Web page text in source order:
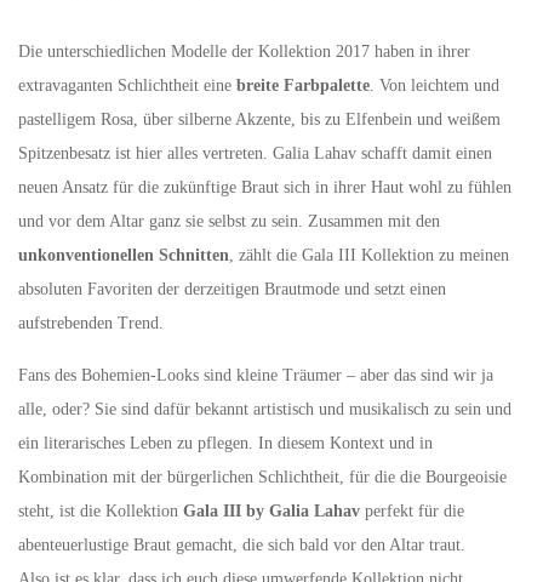
Die unterschiedlichen Modelle der Kollektion 2017 haben in ihrer
extravaganten Schlichtheit eine breite Farbpalette . Von leichtem und
pastelligem Rosa, über silberne Akzente, bis zu Elfenbein und weißem
Spitzenbesatz ist hier alles vertreten. Galia Lahav schafft damit einen
neuen Ansatz für die zukünftige Braut sich in ihrer Haut wohl zu fühlen
und vor dem Altar ganz sie selbst zu sein. Zusammen mit den
unkonventionellen Schnitten , zählt die Gala III Kollektion zu meinen
absoluten Favoriten der derzeitigen Brautmode und setzt einen
aufstrebenden Trend.
Fans des Bohemien-Looks sind kleine Träumer – aber das sind wir ja
alle, oder? Sie sind dafür bekannt artistisch und musikalisch zu sein und
ein literarisches Leben zu pflegen. In diesem Kontext und in
Kombination mit der bürgerlichen Schlichtheit, für die die Bourgeoisie
steht, ist die Kollektion Gala III by Galia Lahav perfekt für die
abenteuerlustige Braut gemacht, die sich bald vor den Altar traut.
Also ist es klar, dass ich euch diese umwerfende Kollektion nicht